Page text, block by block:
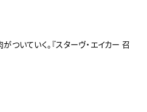
ついていく。『スターヴ・エイカー 召